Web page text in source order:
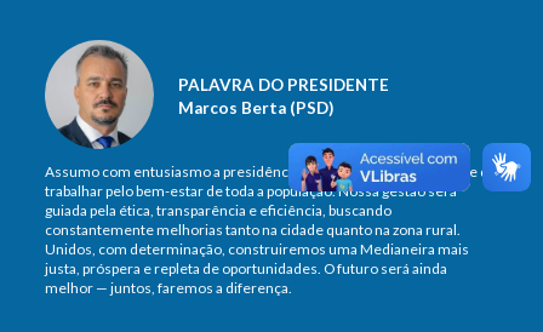
PALAVRA DO PRESIDENTE
Marcos Berta (PSD)
Assumo com entusiasmo a presidência, com o compromisso firme de
trabalhar pelo bem-estar de toda a população. Nossa gestão será
guiada pela ética, transparência e eficiência, buscando
constantemente melhorias tanto na cidade quanto na zona rural.
Unidos, com determinação, construiremos uma Medianeira mais
justa, próspera e repleta de oportunidades. O futuro será ainda
melhor — juntos, faremos a diferença.